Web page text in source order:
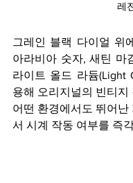
레
그레인 블랙 다이얼 위
아라비아 숫자, 새틴 마
라이트 올드 라듐(Light
용해 오리지널의 빈티
어떤 환경에서도 뛰어난
서 시계 작동 여부를 즉